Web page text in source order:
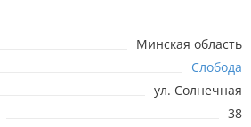
Минская область
Слобода
ул. Солнечная
38